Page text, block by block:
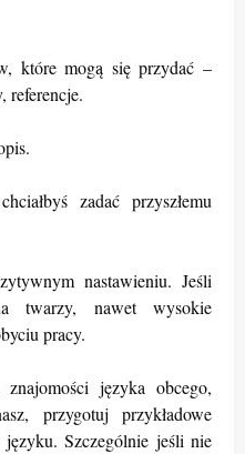
które mogą się przydać –
referencje.
zadać przyszłemu
nastawieniu. Jeśli
twarzy, nawet wysokie
pracy.
znajomości języka obcego,
przygotuj przykładowe
Szczególnie jeśli nie